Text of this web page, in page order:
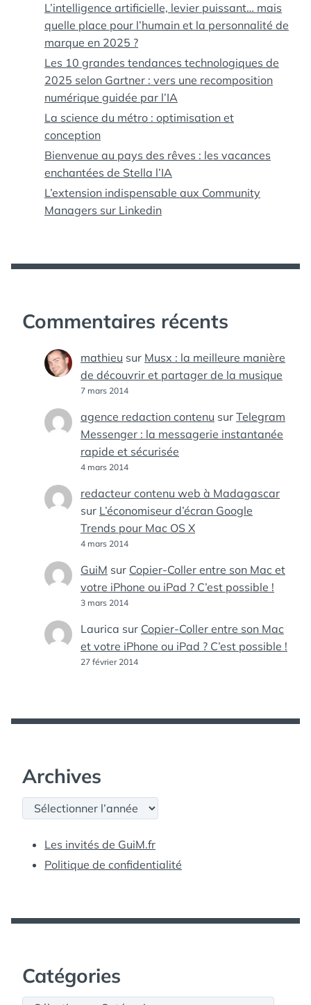
L’intelligence artificielle, levier puissant… mais
quelle place pour l’humain et la personnalité de
marque en 2025 ?
Les 10 grandes tendances technologiques de
2025 selon Gartner : vers une recomposition
numérique guidée par l’IA
La science du métro : optimisation et
conception
Bienvenue au pays des rêves : les vacances
enchantées de Stella l’IA
L’extension indispensable aux Community
Managers sur Linkedin
Commentaires récents
mathieu sur Musx : la meilleure manière
de découvrir et partager de la musique
7 mars 2014
agence redaction contenu sur Telegram
Messenger : la messagerie instantanée
rapide et sécurisée
4 mars 2014
redacteur contenu web à Madagascar
sur L’économiseur d’écran Google
Trends pour Mac OS X
4 mars 2014
GuiM sur Copier-Coller entre son Mac et
votre iPhone ou iPad ? C’est possible !
3 mars 2014
Laurica sur Copier-Coller entre son Mac
et votre iPhone ou iPad ? C’est possible !
27 février 2014
Archives
Archives
Les invités de GuiM.fr
Politique de confidentialité
Catégories